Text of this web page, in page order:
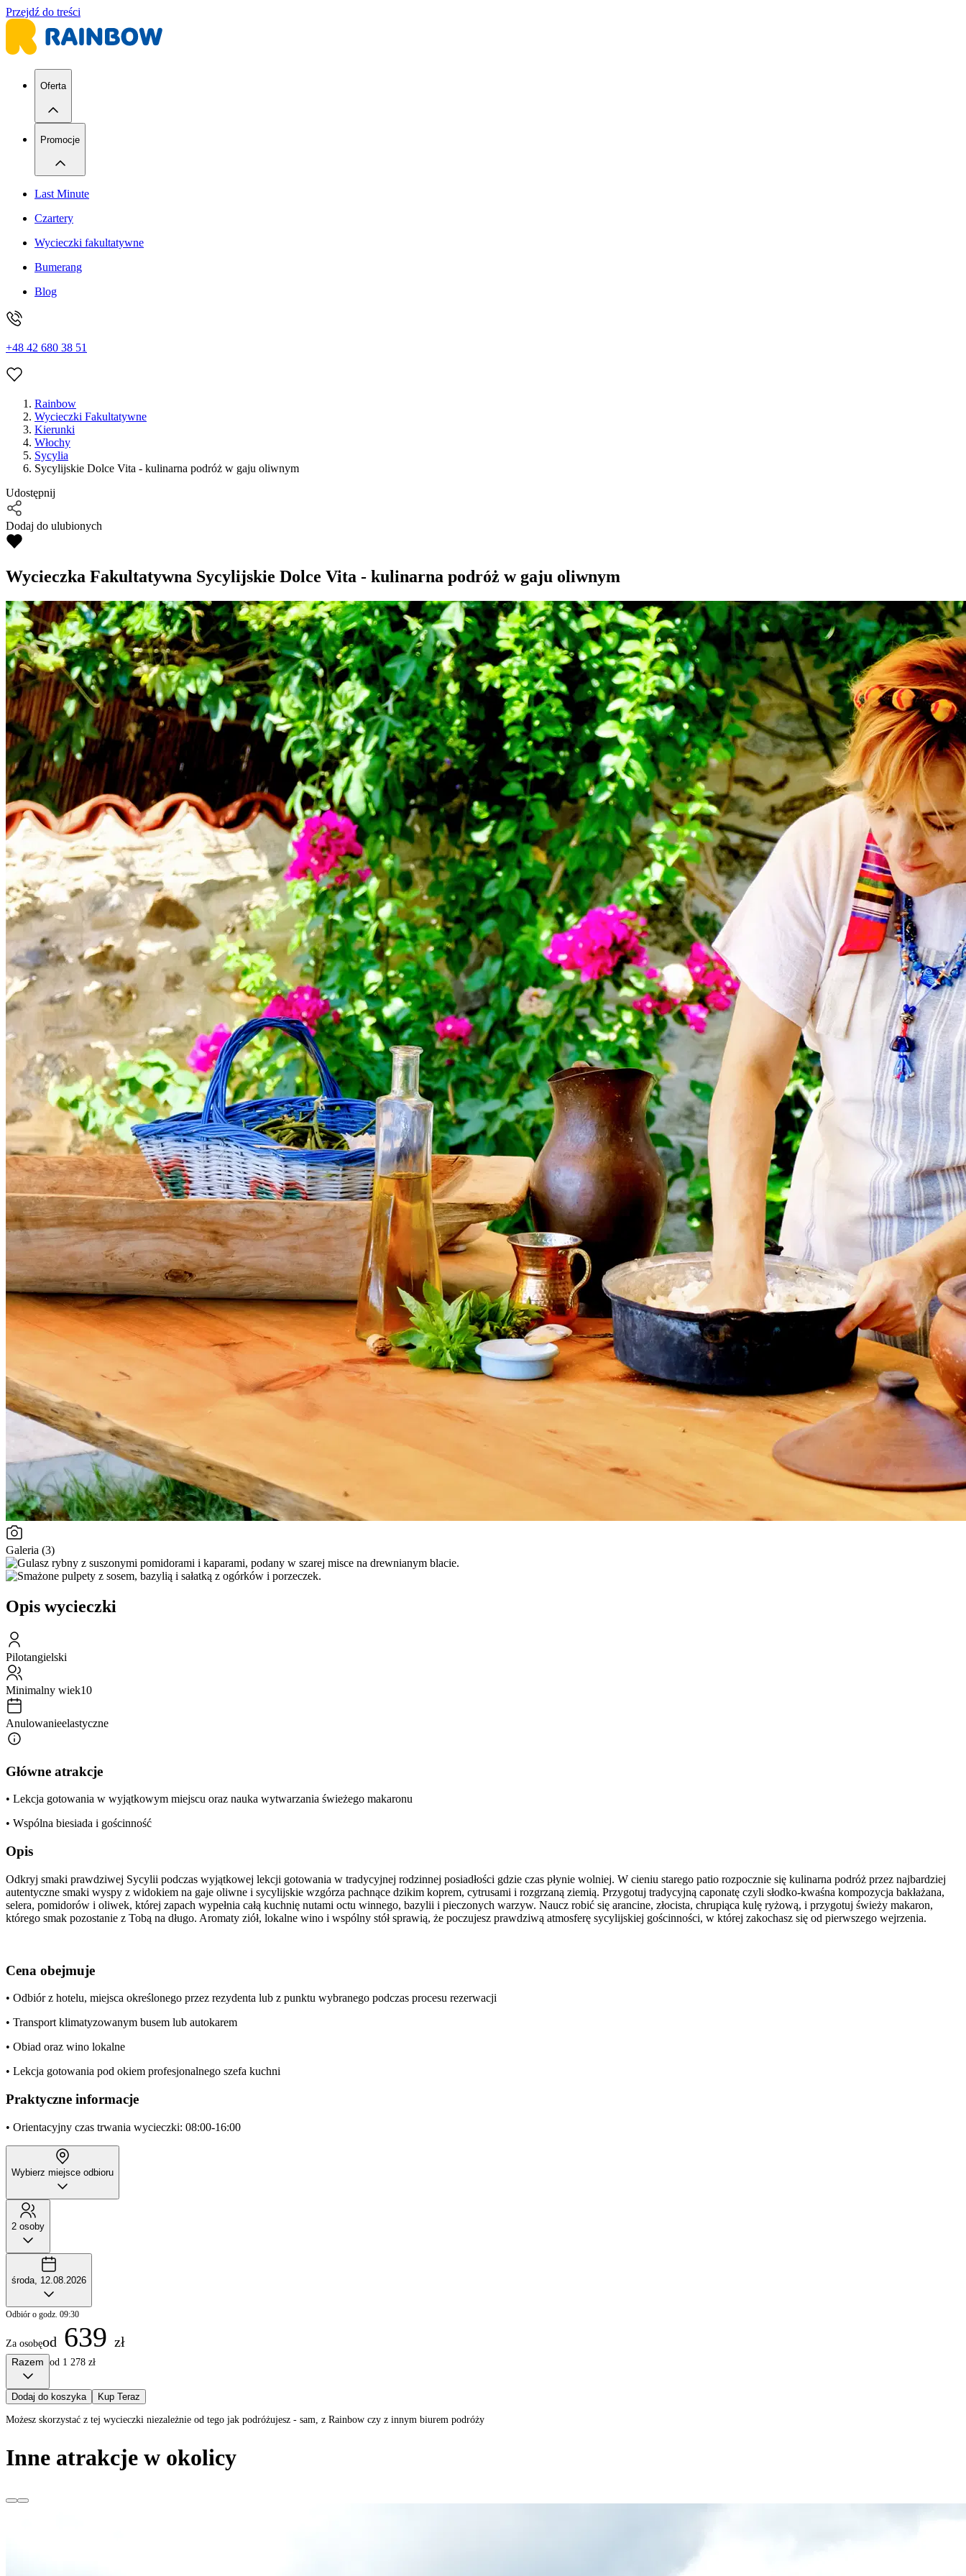
Przejdź do treści
Oferta
Promocje
Last Minute
Czartery
Wycieczki fakultatywne
Bumerang
Blog
+48 42 680 38 51
Rainbow
Wycieczki Fakultatywne
Kierunki
Włochy
Sycylia
Sycylijskie Dolce Vita - kulinarna podróż w gaju oliwnym
Udostępnij
Dodaj do ulubionych
Wycieczka Fakultatywna Sycylijskie Dolce Vita - kulinarna podróż w gaju oliwnym
Galeria (3)
Opis wycieczki
Pilotangielski
Minimalny wiek10
Anulowanieelastyczne
Główne atrakcje
• Lekcja gotowania w wyjątkowym miejscu oraz nauka wytwarzania świeżego makaronu
• Wspólna biesiada i gościnność
Opis
Odkryj smaki prawdziwej Sycylii podczas wyjątkowej lekcji gotowania w tradycyjnej rodzinnej posiadłości gdzie czas płynie wolniej. W cieniu starego patio rozpocznie się kulinarna podróż przez najbardziej
autentyczne smaki wyspy z widokiem na gaje oliwne i sycylijskie wzgórza pachnące dzikim koprem, cytrusami i rozgrzaną ziemią. Przygotuj tradycyjną caponatę czyli słodko-kwaśna kompozycja bakłażana,
selera, pomidorów i oliwek, której zapach wypełnia całą kuchnię nutami octu winnego, bazylii i pieczonych warzyw. Naucz robić się arancine, złocista, chrupiąca kulę ryżową, i przygotuj świeży makaron,
którego smak pozostanie z Tobą na długo. Aromaty ziół, lokalne wino i wspólny stół sprawią, że poczujesz prawdziwą atmosferę sycylijskiej gościnności, w której zakochasz się od pierwszego wejrzenia.
Cena obejmuje
• Odbiór z hotelu, miejsca określonego przez rezydenta lub z punktu wybranego podczas procesu rezerwacji
• Transport klimatyzowanym busem lub autokarem
• Obiad oraz wino lokalne
• Lekcja gotowania pod okiem profesjonalnego szefa kuchni
Praktyczne informacje
• Orientacyjny czas trwania wycieczki: 08:00-16:00
Wybierz miejsce odbioru
2 osoby
środa, 12.08.2026
Odbiór o godz. 09:30
Za osobęod 639 zł
Razem od 1 278 zł
Dodaj do koszyka Kup Teraz
Możesz skorzystać z tej wycieczki niezależnie od tego jak podróżujesz - sam, z Rainbow czy z innym biurem podróży
Inne atrakcje w okolicy